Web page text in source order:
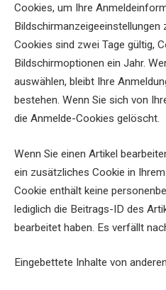
Cookies, um Ihre
Bildschirmanzeigeeinstellungen
Cookies sind zwei Tage gültig,
Bildschirmoptionen ein Jahr.
auswählen, bleibt Ihre
bestehen. Wenn Sie sich von
die Anmelde-Cookies gelöscht.
Wenn Sie einen Artikel
ein zusätzliches Cookie in
Cookie enthält keine
lediglich die Beitrags-ID des
bearbeitet haben. Es verfällt
Eingebettete Inhalte von